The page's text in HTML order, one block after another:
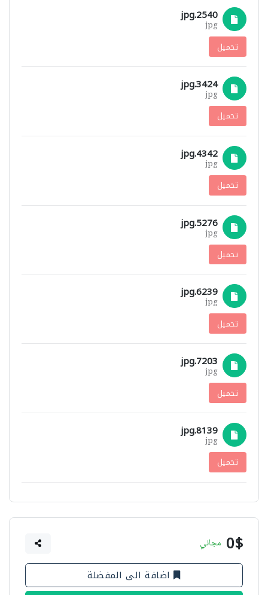
2540.jpg
jpg
تحميل
3424.jpg
jpg
تحميل
4342.jpg
jpg
تحميل
5276.jpg
jpg
تحميل
6239.jpg
jpg
تحميل
7203.jpg
jpg
تحميل
8139.jpg
jpg
تحميل
0$ مجاني
اضافة الى المفضلة